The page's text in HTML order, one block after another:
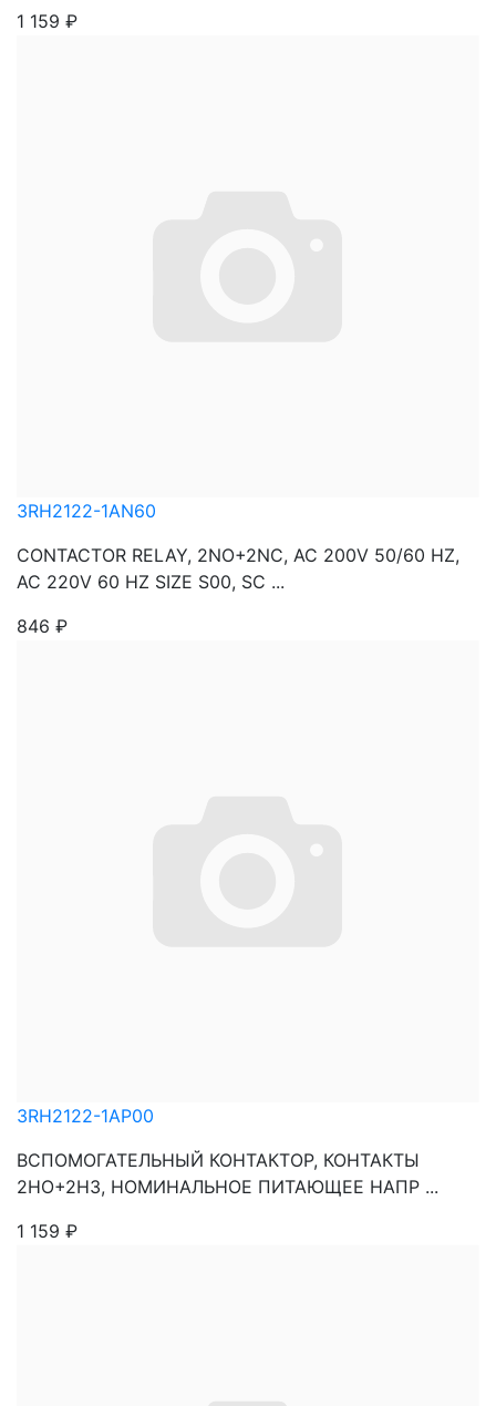
1 159 ₽
3RH2122-1AN60
CONTACTOR RELAY, 2NO+2NC, AC 200V 50/60 HZ,
AC 220V 60 HZ SIZE S00, SC ...
846 ₽
3RH2122-1AP00
ВСПОМОГАТЕЛЬНЫЙ КОНТАКТОР, КОНТАКТЫ
2НО+2НЗ, НОМИНАЛЬНОЕ ПИТАЮЩЕЕ НАПР ...
1 159 ₽